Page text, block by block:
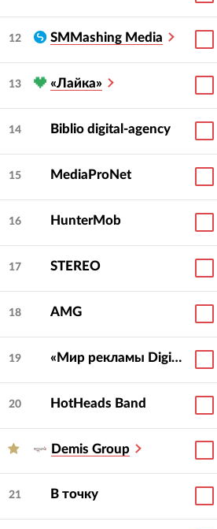
12 SMMashing Media
13 «Лайка»
14 Biblio digital-agency
15 MediaProNet
16 HunterMob
17 STEREO
18 AMG
19 «Мир рекламы Digital»
20 HotHeads Band
Demis Group
21 В точку
Helena Puonti
CEO
Clinic Helena